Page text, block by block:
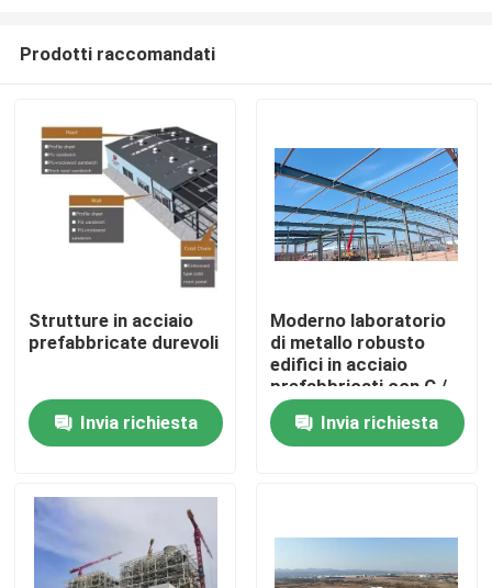
Casa
Prodotti
Circa noi
Prodotti raccomandati
Strutture in acciaio
prefabbricate durevoli
Invia richiesta
Moderno laboratorio
di metallo robusto
edifici in acciaio
prefabbricati con C /
Z acciaio galvanizzato
purlin Invia richiesta